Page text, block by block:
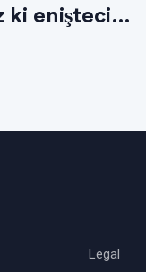
ki enişteci…
Legal